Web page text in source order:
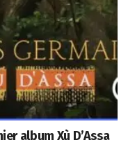
album Xù D’Assa